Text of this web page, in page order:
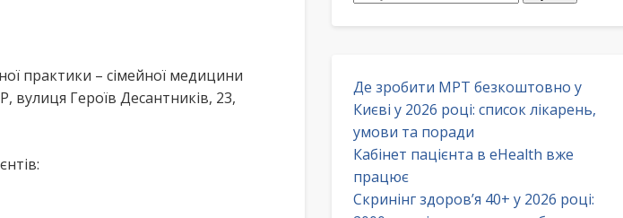
практики – сімейної медицини
Героїв Десантників, 23,
Де зробити МРТ безкоштовно у
Києві у 2026 році: список лікарень,
умови та поради
Кабінет пацієнта в eHealth вже
працює
Скринінг здоров’я 40+ у 2026 році: